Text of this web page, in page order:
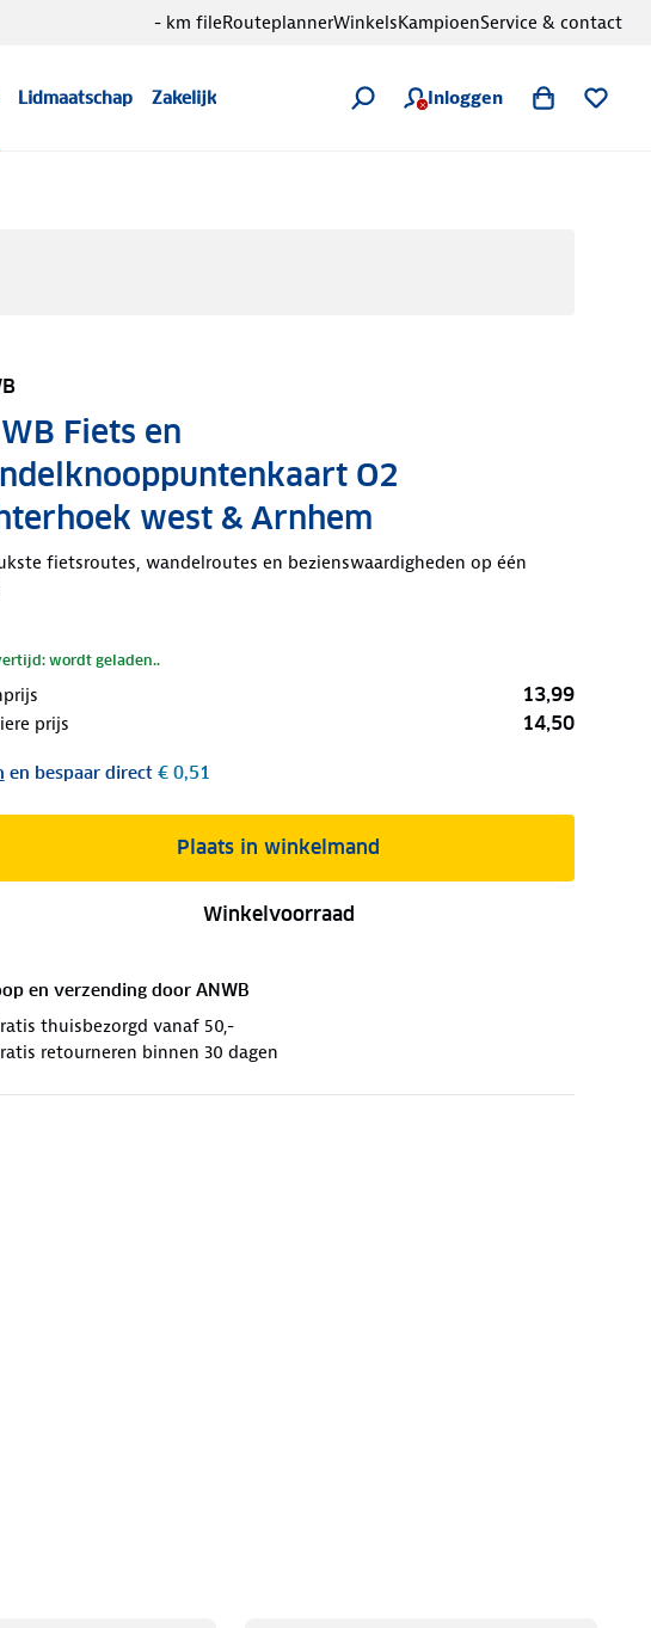
Lidmaatschap Zakelijk Inloggen
- km fileRouteplannerWinkelsKampioenService & contact
Fiets en
O2
west & Arnhem
fietsroutes, wandelroutes en bezienswaardigheden op één
wordt geladen..
13,99
prijs 14,50
en bespaar direct€ 0,51
Plaats in winkelmand
Winkelvoorraad
en verzending door ANWB
thuisbezorgd vanaf 50,-
retourneren binnen 30 dagen